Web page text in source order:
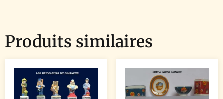
Produits similaires